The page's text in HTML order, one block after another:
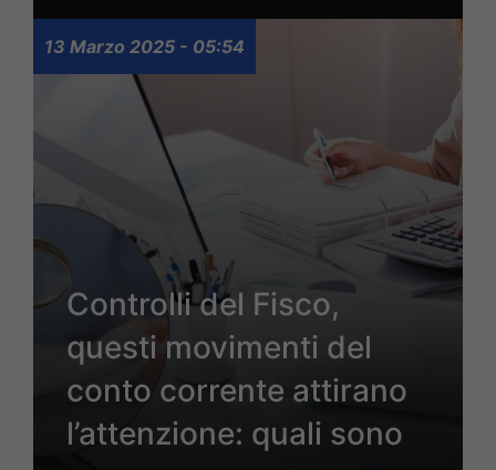
13 Marzo 2025 - 05:54
Controlli del Fisco,
questi movimenti del
conto corrente attirano
l’attenzione: quali sono